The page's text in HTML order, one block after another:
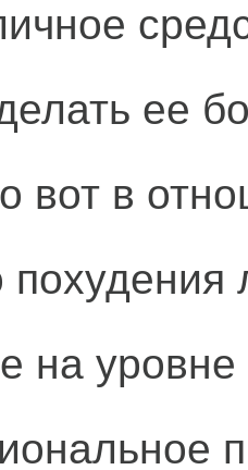
ее
вот в
похудения
на уровне